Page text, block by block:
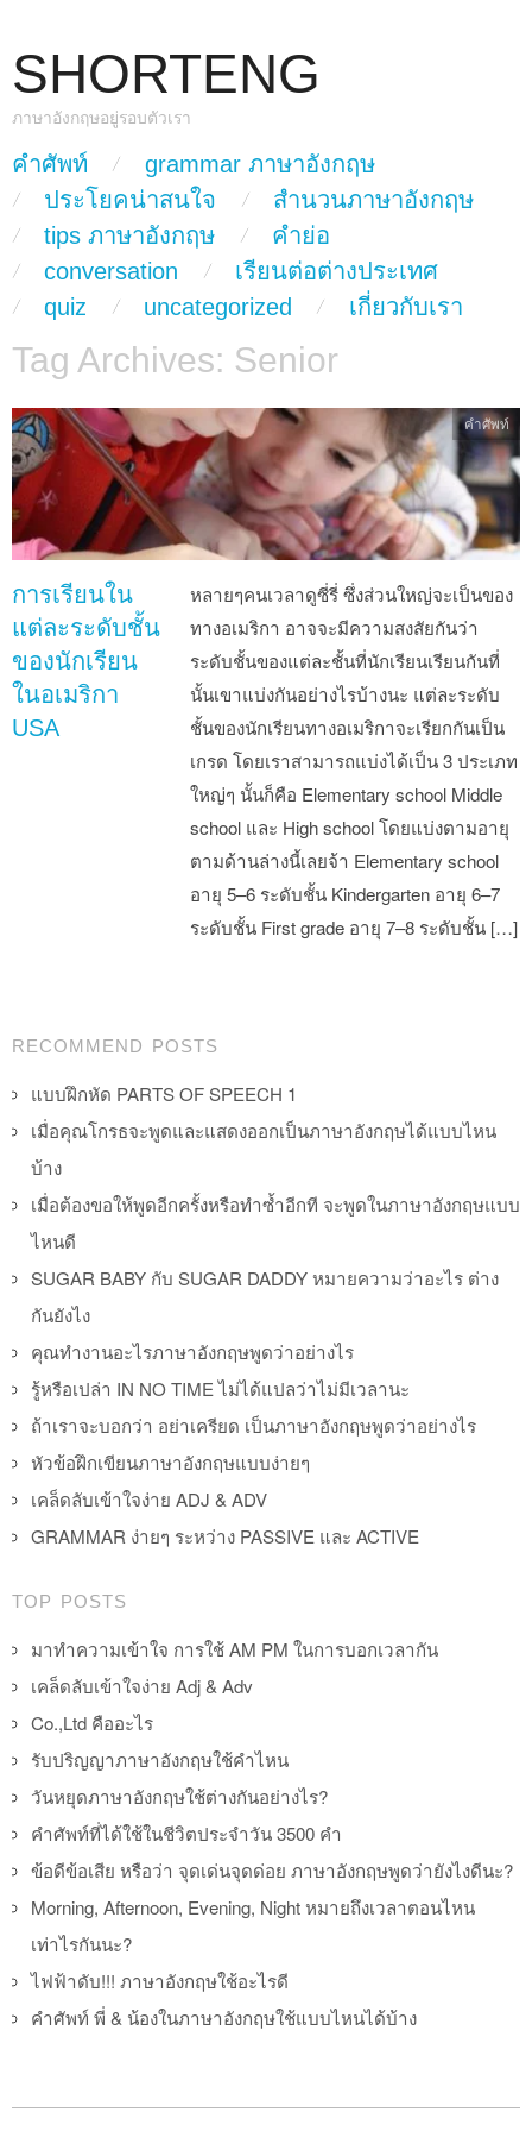
SHORTENG
ภาษาอังกฤษอยู่รอบตัวเรา
Main Menu
skip to content
คำศัพท์
grammar ภาษาอังกฤษ
ประโยคน่าสนใจ
สำนวนภาษาอังกฤษ
tips ภาษาอังกฤษ
คำย่อ
conversation
เรียนต่อต่างประเทศ
quiz
uncategorized เกี่ยวกับเรา
Tag Archives: Senior
การเรียนใน
แต่ละระดับชั้น
ของนักเรียน
ในอเมริกา
USA
หลายๆคนเวลาดูซี่รี่ ซึ่งส่วนใหญ่จะเป็นของ
ทางอเมริกา อาจจะมีความสงสัยกันว่า
ระดับชั้นของแต่ละชั้นที่นักเรียนเรียนกันที่
นั้นเขาแบ่งกันอย่างไรบ้างนะ แต่ละระดับ
ชั้นของนักเรียนทางอเมริกาจะเรียกกันเป็น
เกรด โดยเราสามารถแบ่งได้เป็น 3 ประเภท
ใหญ่ๆ นั้นก็คือ Elementary school Middle
school และ High school โดยแบ่งตามอายุ
ตามด้านล่างนี้เลยจ้า Elementary school
อายุ 5–6 ระดับชั้น Kindergarten อายุ 6–7
ระดับชั้น First grade อายุ 7–8 ระดับชั้น […]
คำศัพท์
Post navigation
RECOMMEND POSTS
แบบฝึกหัด PARTS OF SPEECH 1
เมื่อคุณโกรธจะพูดและแสดงออกเป็นภาษาอังกฤษได้แบบไหน
บ้าง
เมื่อต้องขอให้พูดอีกครั้งหรือทำซ้ำอีกที จะพูดในภาษาอังกฤษแบบ
ไหนดี
SUGAR BABY กับ SUGAR DADDY หมายความว่าอะไร ต่าง
กันยังไง
คุณทำงานอะไรภาษาอังกฤษพูดว่าอย่างไร
รู้หรือเปล่า IN NO TIME ไม่ได้แปลว่าไม่มีเวลานะ
ถ้าเราจะบอกว่า อย่าเครียด เป็นภาษาอังกฤษพูดว่าอย่างไร
หัวข้อฝึกเขียนภาษาอังกฤษแบบง่ายๆ
เคล็ดลับเข้าใจง่าย ADJ & ADV
GRAMMAR ง่ายๆ ระหว่าง PASSIVE และ ACTIVE
TOP POSTS
มาทำความเข้าใจ การใช้ AM PM ในการบอกเวลากัน
เคล็ดลับเข้าใจง่าย Adj & Adv
Co.,Ltd คืออะไร
รับปริญญาภาษาอังกฤษใช้คำไหน
วันหยุดภาษาอังกฤษใช้ต่างกันอย่างไร?
คำศัพท์ที่ได้ใช้ในชีวิตประจำวัน 3500 คำ
ข้อดีข้อเสีย หรือว่า จุดเด่นจุดด่อย ภาษาอังกฤษพูดว่ายังไงดีนะ?
Morning, Afternoon, Evening, Night หมายถึงเวลาตอนไหน
เท่าไรกันนะ?
ไฟฟ้าดับ!!! ภาษาอังกฤษใช้อะไรดี
คำศัพท์ พี่ & น้องในภาษาอังกฤษใช้แบบไหนได้บ้าง